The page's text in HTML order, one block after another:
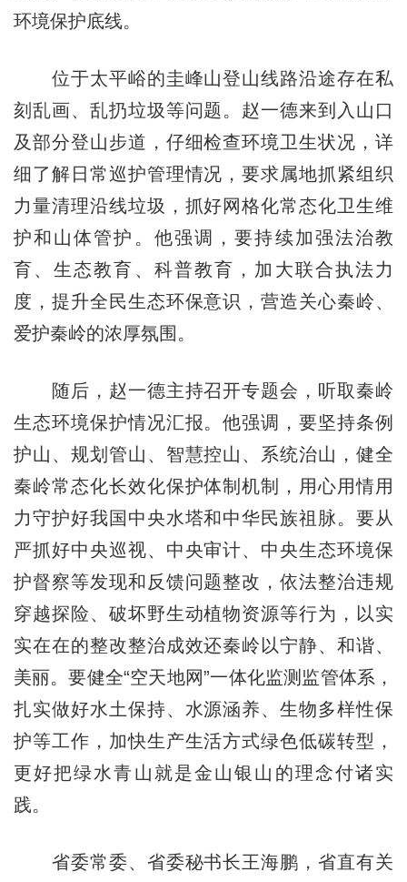
环境保护底线。
位于太平峪的圭峰山登山线路沿途存在私
刻乱画、乱扔垃圾等问题。赵一德来到入山口
及部分登山步道，仔细检查环境卫生状况，详
细了解日常巡护管理情况，要求属地抓紧组织
力量清理沿线垃圾，抓好网格化常态化卫生维
护和山体管护。他强调，要持续加强法治教
育、生态教育、科普教育，加大联合执法力
度，提升全民生态环保意识，营造关心秦岭、
爱护秦岭的浓厚氛围。
随后，赵一德主持召开专题会，听取秦岭
生态环境保护情况汇报。他强调，要坚持条例
护山、规划管山、智慧控山、系统治山，健全
秦岭常态化长效化保护体制机制，用心用情用
力守护好我国中央水塔和中华民族祖脉。要从
严抓好中央巡视、中央审计、中央生态环境保
护督察等发现和反馈问题整改，依法整治违规
穿越探险、破坏野生动植物资源等行为，以实
实在在的整改整治成效还秦岭以宁静、和谐、
美丽。要健全“空天地网”一体化监测监管体系，
扎实做好水土保持、水源涵养、生物多样性保
护等工作，加快生产生活方式绿色低碳转型，
更好把绿水青山就是金山银山的理念付诸实
践。
省委常委、省委秘书长王海鹏，省直有关